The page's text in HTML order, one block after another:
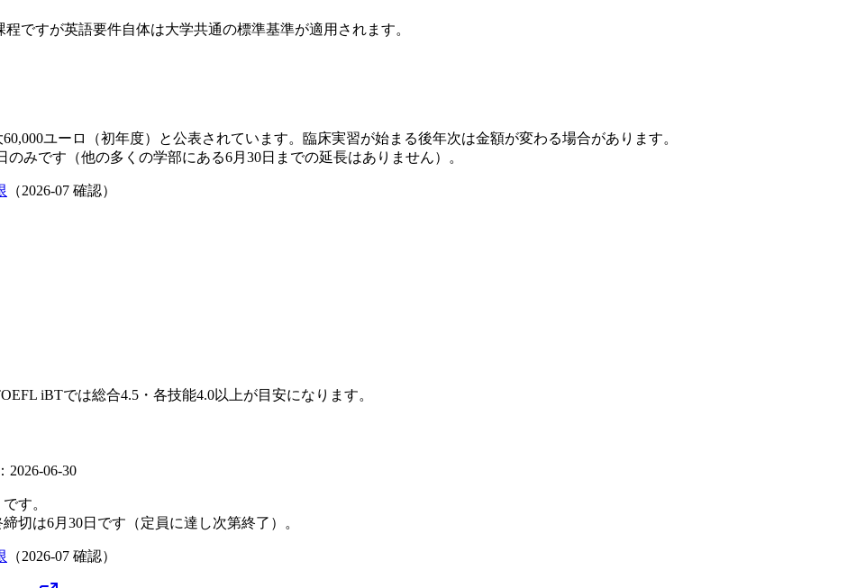
ですが英語要件自体は大学共通の標準基準が適用されます。
ユーロ（初年度）と公表されています。臨床実習が始まる後年次は金額が変わる場合があります。
みです（他の多くの学部にある6月30日までの延長はありません）。
（2026-07 確認）
iBTでは総合4.5・各技能4.0以上が目安になります。
2026-06-30
す。
切は6月30日です（定員に達し次第終了）。
（2026-07 確認）